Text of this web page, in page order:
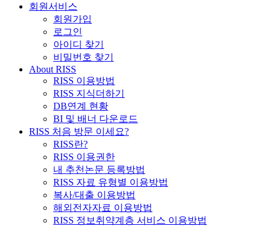
회원서비스
회원가입
로그인
아이디 찾기
비밀번호 찾기
About RISS
RISS 이용방법
RISS 지식더하기
DB연계 현황
BI 및 배너 다운로드
RISS 처음 방문 이세요?
RISS란?
RISS 이용권한
내 추천논문 등록방법
RISS 자료 유형별 이용방법
복사/대출 이용방법
해외전자자료 이용방법
RISS 정보취약계층 서비스 이용방법